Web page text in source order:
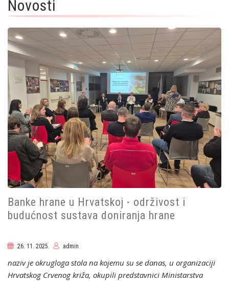
Novosti
Banke hrane u Hrvatskoj - održivost i
budućnost sustava doniranja hrane
26. 11. 2025. admin
naziv je okrugloga stola na kojemu su se danas, u organizaciji
Hrvatskog Crvenog križa, okupili predstavnici Ministarstva